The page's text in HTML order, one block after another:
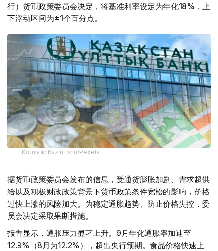
行）货币政策委员会决定，将基准利率设定为年化18%，上
下浮动区间为±1个百分点。
Коллаж: Kazinform/Pexels
据货币政策委员会发布的信息，受通货膨胀加剧、需求超供
给以及积极财政政策背景下货币政策条件宽松的影响，价格
过快上涨的风险加大。为稳定通胀趋势、防止价格失控，委
员会决定采取果断措施。
报告显示，通胀压力显著上升。9月年化通胀率加速至
12.9%（8月为12.2%），超出央行预期。食品价格快速上